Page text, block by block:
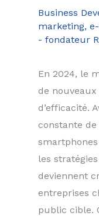
Business
marketing,
- fondateur
En 2024, le
de
d’efficacité.
constante de
les
deviennent
entreprises
public cible.